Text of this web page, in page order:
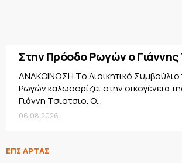
Στην Πρόοδο Ρωγών ο Γιάννης
ΑΝΑΚΟΙΝΩΣΗ Το Διοικητικό
Ρωγών καλωσορίζει στην οικογένεια
Γιάννη Τσιοτσιο. Ο...
06.08.2026
ΕΠΣ ΑΡΤΑΣ